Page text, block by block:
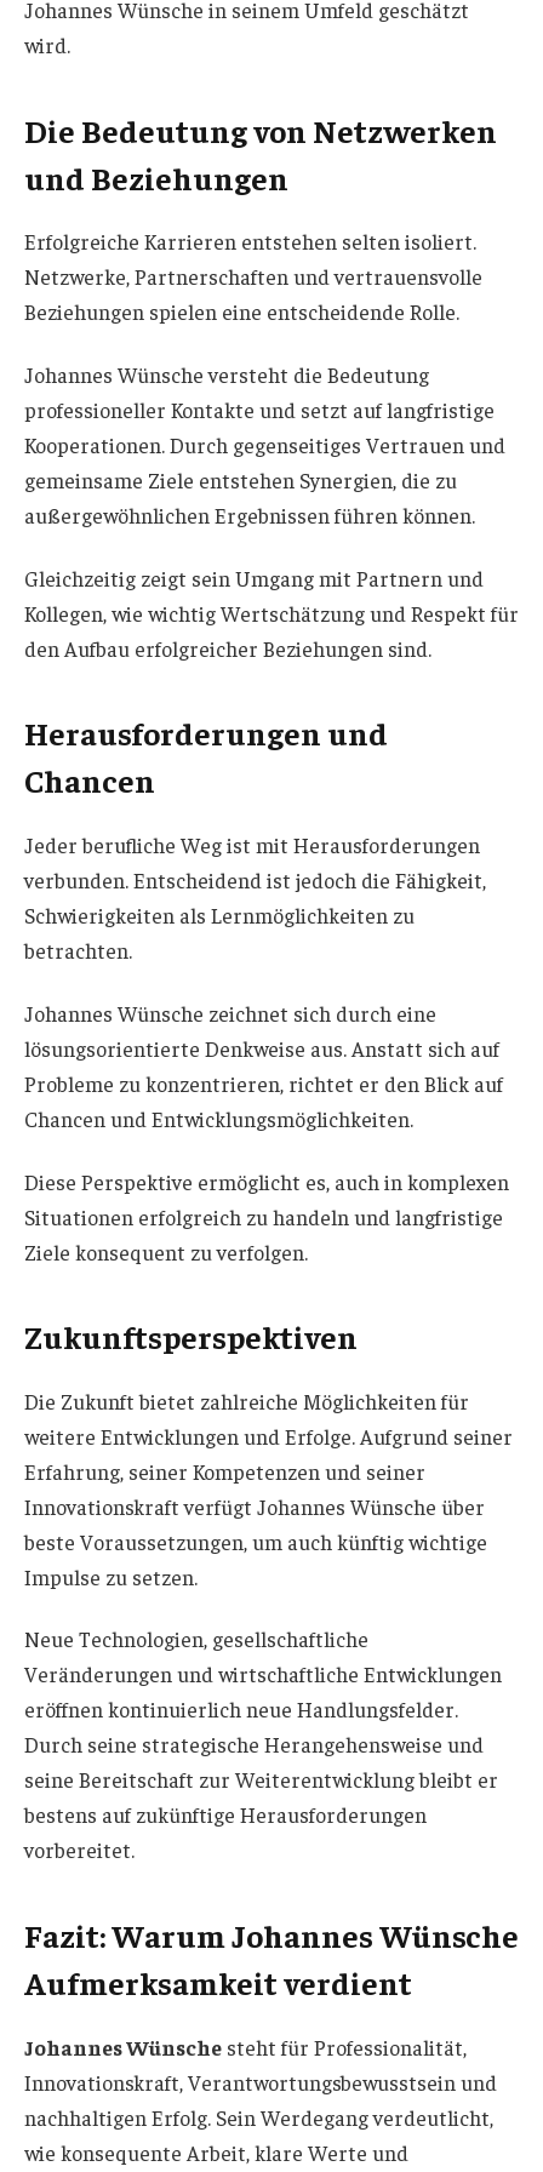
Johannes Wünsche in seinem Umfeld geschätzt
wird.
Die Bedeutung von Netzwerken
und Beziehungen
Erfolgreiche Karrieren entstehen selten isoliert.
Netzwerke, Partnerschaften und vertrauensvolle
Beziehungen spielen eine entscheidende Rolle.
Johannes Wünsche versteht die Bedeutung
professioneller Kontakte und setzt auf langfristige
Kooperationen. Durch gegenseitiges Vertrauen und
gemeinsame Ziele entstehen Synergien, die zu
außergewöhnlichen Ergebnissen führen können.
Gleichzeitig zeigt sein Umgang mit Partnern und
Kollegen, wie wichtig Wertschätzung und Respekt für
den Aufbau erfolgreicher Beziehungen sind.
Herausforderungen und
Chancen
Jeder berufliche Weg ist mit Herausforderungen
verbunden. Entscheidend ist jedoch die Fähigkeit,
Schwierigkeiten als Lernmöglichkeiten zu
betrachten.
Johannes Wünsche zeichnet sich durch eine
lösungsorientierte Denkweise aus. Anstatt sich auf
Probleme zu konzentrieren, richtet er den Blick auf
Chancen und Entwicklungsmöglichkeiten.
Diese Perspektive ermöglicht es, auch in komplexen
Situationen erfolgreich zu handeln und langfristige
Ziele konsequent zu verfolgen.
Zukunftsperspektiven
Die Zukunft bietet zahlreiche Möglichkeiten für
weitere Entwicklungen und Erfolge. Aufgrund seiner
Erfahrung, seiner Kompetenzen und seiner
Innovationskraft verfügt Johannes Wünsche über
beste Voraussetzungen, um auch künftig wichtige
Impulse zu setzen.
Neue Technologien, gesellschaftliche
Veränderungen und wirtschaftliche Entwicklungen
eröffnen kontinuierlich neue Handlungsfelder.
Durch seine strategische Herangehensweise und
seine Bereitschaft zur Weiterentwicklung bleibt er
bestens auf zukünftige Herausforderungen
vorbereitet.
Fazit: Warum Johannes Wünsche
Aufmerksamkeit verdient
Johannes Wünsche steht für Professionalität,
Innovationskraft, Verantwortungsbewusstsein und
nachhaltigen Erfolg. Sein Werdegang verdeutlicht,
wie konsequente Arbeit, klare Werte und